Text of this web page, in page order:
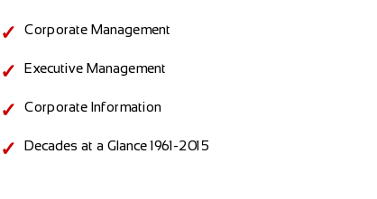
Corporate Management
Executive Management
Corporate Information
Decades at a Glance 1961-2015